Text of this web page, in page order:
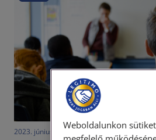
2023. június 13. • LegitiMoadmin
Weboldalunkon